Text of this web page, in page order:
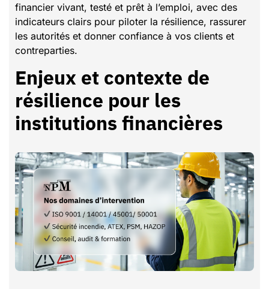
financier vivant, testé et prêt à l’emploi, avec des
indicateurs clairs pour piloter la résilience, rassurer
les autorités et donner confiance à vos clients et
contreparties.
Enjeux et contexte de
résilience pour les
institutions financières